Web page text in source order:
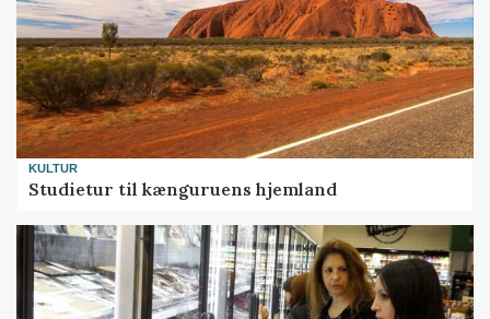
KULTUR
Studietur til kænguruens hjemland